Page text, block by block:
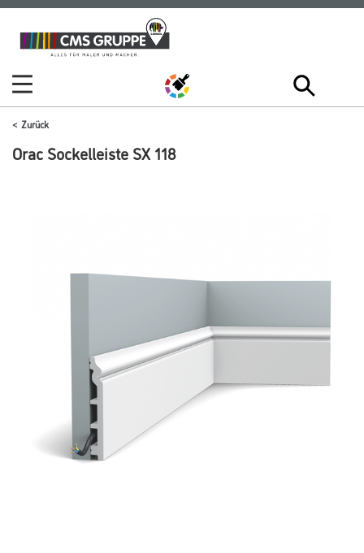
Zum
Inhalt
Zum
Navigationsmenü
Zurück
Orac Sockelleiste SX 118